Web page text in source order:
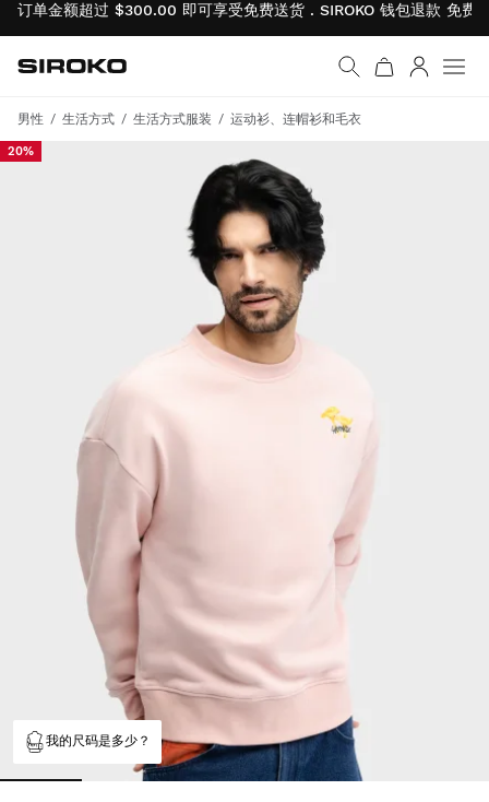
订单金额超过 $300.00 即可享受免费送货 . SIROKO 钱包退款 免费
返回首页
Siroko.com
男性 生活方式 生活方式服装 运动衫、连帽衫和毛衣
20%
我的尺码是多少？